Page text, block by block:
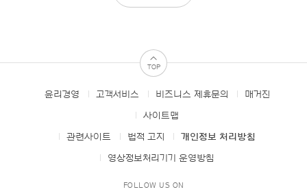
TOP
FOOTER윤리경영 고객서비스 비즈니스 제휴문의 매거진
사이트맵
관련사이트 법적 고지 개인정보 처리방침
영상정보처리기기 운영방침
FOLLOW US ON